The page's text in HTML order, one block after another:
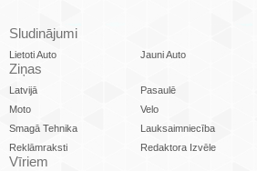
Sludinājumi
Lietoti Auto Jauni Auto
Ziņas
Latvijā Pasaulē
Moto
Velo
Smagā Tehnika
Lauksaimniecība
Reklāmraksti
Redaktora Izvēle
Vīriem